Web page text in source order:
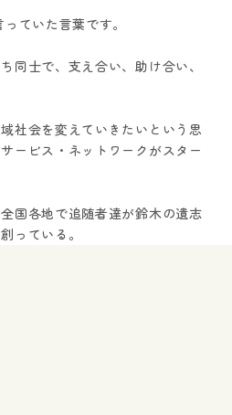
ていた言葉です。
同士で、支え合い、助け合い、
社会を変えていきたいという思
ービス・ネットワークがスター
国各地で追随者達が鈴木の遺志
っている。